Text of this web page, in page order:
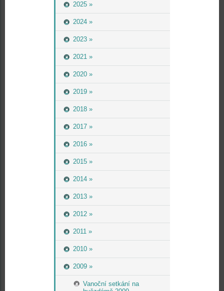
2025 »
2024 »
2023 »
2021 »
2020 »
2019 »
2018 »
2017 »
2016 »
2015 »
2014 »
2013 »
2012 »
2011 »
2010 »
2009 »
Vanoční setkání na